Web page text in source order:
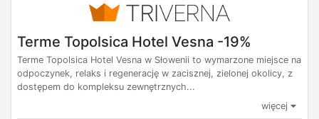
Terme Topolsica Hotel Vesna -19%
Terme Topolsica Hotel Vesna w Słowenii to wymarzone miejsce na
odpoczynek, relaks i regenerację w zacisznej, zielonej okolicy, z
dostępem do kompleksu zewnętrznych...
więcej